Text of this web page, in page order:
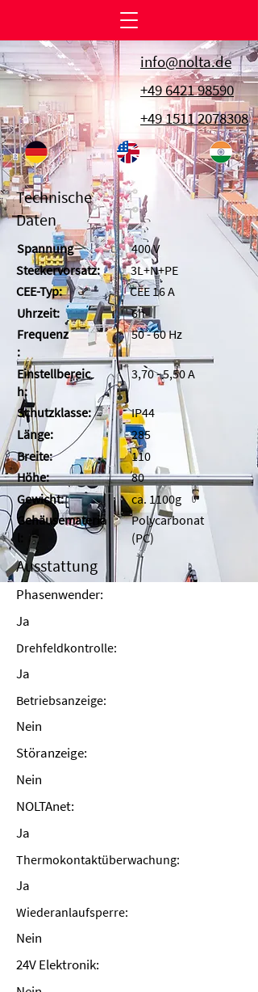
info@nolta.de
+49 6421 98590
+49 1511 2078308
Technische
Daten
Spannung
Steckervorsatz:
CEE-Typ:
Uhrzeit:
Frequenz
:
Einstellbereic
h:
Schutzklasse:
Länge:
Breite:
Höhe:
Gewicht:
Gehäusemateria
400 V
3L+N+PE
CEE 16 A
6h
50 - 60 Hz
3,70 - 5,50 A
IP44
285
110
80
ca. 1100g
Polycarbonat
(PC)
Ausstattung
Phasenwender:
Ja
Drehfeldkontrolle:
Ja
Betriebsanzeige:
Nein
Störanzeige:
Nein
NOLTAnet:
Ja
Thermokontaktüberwachung:
Ja
Wiederanlaufsperre:
Nein
24V Elektronik: